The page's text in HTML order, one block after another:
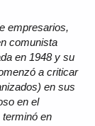
empresarios,
comunista
en 1948 y su
a criticar
en sus
en el
en